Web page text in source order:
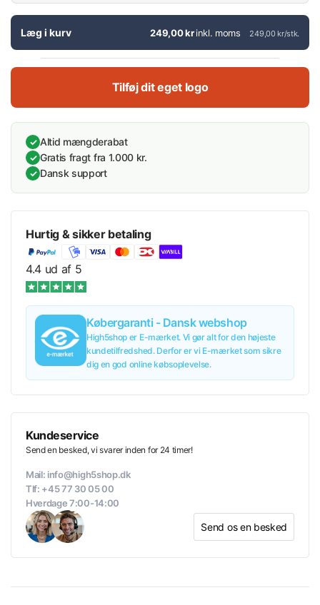
Læg i kurv 249,00 kr inkl. moms 249,00 kr/stk.
Tilføj dit eget logo
✓ Altid mængderabat
✓ Gratis fragt fra 1.000 kr.
✓ Dansk support
Hurtig & sikker betaling
4.4 ud af 5
Købergaranti - Dansk webshop
High5shop er E-mærket. Vi gør alt for den højeste
kundetilfredshed. Derfor er vi E-mærket som sikre
dig en god online købsoplevelse.
Kundeservice
Send en besked, vi svarer inden for 24 timer!
Mail: info@high5shop.dk
Tlf: +45 77 30 05 00
Hverdage 7:00-14:00
Send os en besked